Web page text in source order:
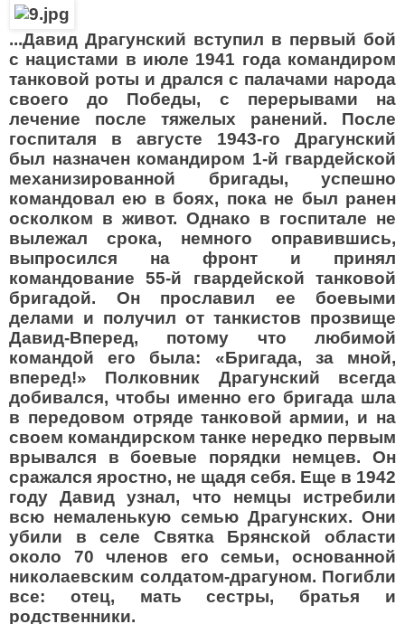
...Давид Драгунский вступил в первый бой
с нацистами в июле 1941 года командиром
танковой роты и дрался с палачами народа
своего до Победы, с перерывами на
лечение после тяжелых ранений. После
госпиталя в августе 1943-го Драгунский
был назначен командиром 1-й гвардейской
механизированной бригады, успешно
командовал ею в боях, пока не был ранен
осколком в живот. Однако в госпитале не
вылежал срока, немного оправившись,
выпросился на фронт и принял
командование 55-й гвардейской танковой
бригадой. Он прославил ее боевыми
делами и получил от танкистов прозвище
Давид-Вперед, потому что любимой
командой его была: «Бригада, за мной,
вперед!» Полковник Драгунский всегда
добивался, чтобы именно его бригада шла
в передовом отряде танковой армии, и на
своем командирском танке нередко первым
врывался в боевые порядки немцев. Он
сражался яростно, не щадя себя. Еще в 1942
году Давид узнал, что немцы истребили
всю немаленькую семью Драгунских. Они
убили в селе Святка Брянской области
около 70 членов его семьи, основанной
николаевским солдатом-драгуном. Погибли
все: отец, мать сестры, братья и
родственники.